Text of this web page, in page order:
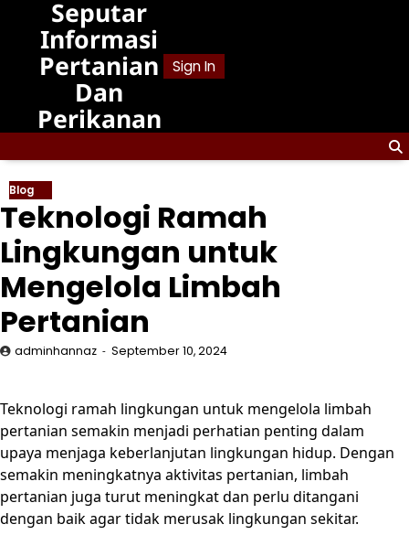
content
Seputar
Informasi
Pertanian
Dan
Perikanan
Sign In
Blog
Teknologi Ramah
Lingkungan untuk
Mengelola Limbah
Pertanian
adminhannaz September 10, 2024
Teknologi ramah lingkungan untuk mengelola limbah
pertanian semakin menjadi perhatian penting dalam
upaya menjaga keberlanjutan lingkungan hidup. Dengan
semakin meningkatnya aktivitas pertanian, limbah
pertanian juga turut meningkat dan perlu ditangani
dengan baik agar tidak merusak lingkungan sekitar.